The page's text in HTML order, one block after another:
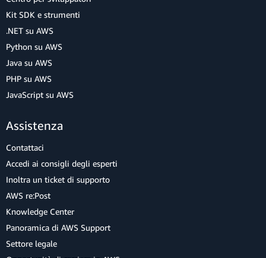
Kit SDK e strumenti
.NET su AWS
Python su AWS
Java su AWS
PHP su AWS
JavaScript su AWS
Assistenza
Contattaci
Accedi ai consigli degli esperti
Inoltra un ticket di supporto
AWS re:Post
Knowledge Center
Panoramica di AWS Support
Settore legale